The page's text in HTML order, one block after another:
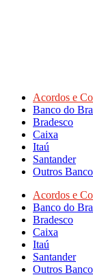
Acordos e
Banco do
Bradesco
Caixa
Itaú
Santander
Outros
Acordos e
Banco do
Bradesco
Caixa
Itaú
Santander
Outros